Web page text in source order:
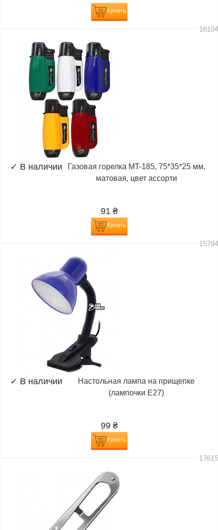
Купить
✓ В наличии
Газовая горелка MT-185, 75*35*25 мм,
матовая, цвет ассорти
91 ₴
Купить
✓ В наличии
Настольная лампа на прищепке
(лампочки E27)
99 ₴
Купить